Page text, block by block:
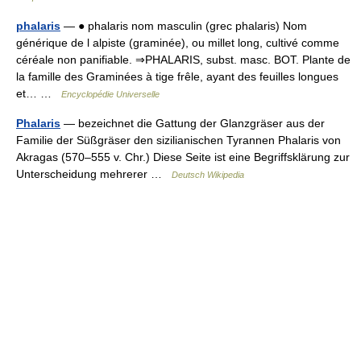
phalaris — ● phalaris nom masculin (grec phalaris) Nom
générique de l alpiste (graminée), ou millet long, cultivé comme
céréale non panifiable. ⇒PHALARIS, subst. masc. BOT. Plante de
la famille des Graminées à tige frêle, ayant des feuilles longues
et… …
Encyclopédie Universelle
Phalaris — bezeichnet die Gattung der Glanzgräser aus der
Familie der Süßgräser den sizilianischen Tyrannen Phalaris von
Akragas (570–555 v. Chr.) Diese Seite ist eine Begriffsklärung zur
Unterscheidung mehrerer …
Deutsch Wikipedia